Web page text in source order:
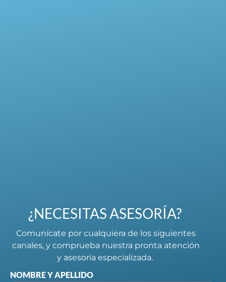
¿NECESITAS ASESORÍA?
Comunícate por cualquiera de los siguientes
canales, y comprueba nuestra pronta atención
y asesoría especializada.
NOMBRE Y APELLIDO